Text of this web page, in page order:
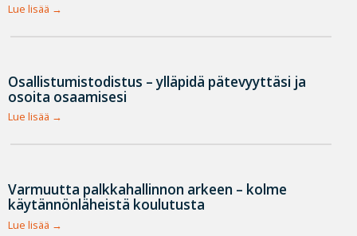
Lue lisää
Osallistumistodistus – ylläpidä pätevyyttäsi ja
osoita osaamisesi
Lue lisää
Varmuutta palkkahallinnon arkeen – kolme
käytännönläheistä koulutusta
Lue lisää